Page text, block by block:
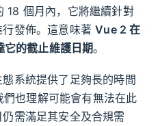
18 個月內，它將繼續針對
行發佈。這意味著Vue 2 在
的截止維護日期。
系統提供了足夠長的時間
也理解可能會有無法在此
需滿足其安全及合規需